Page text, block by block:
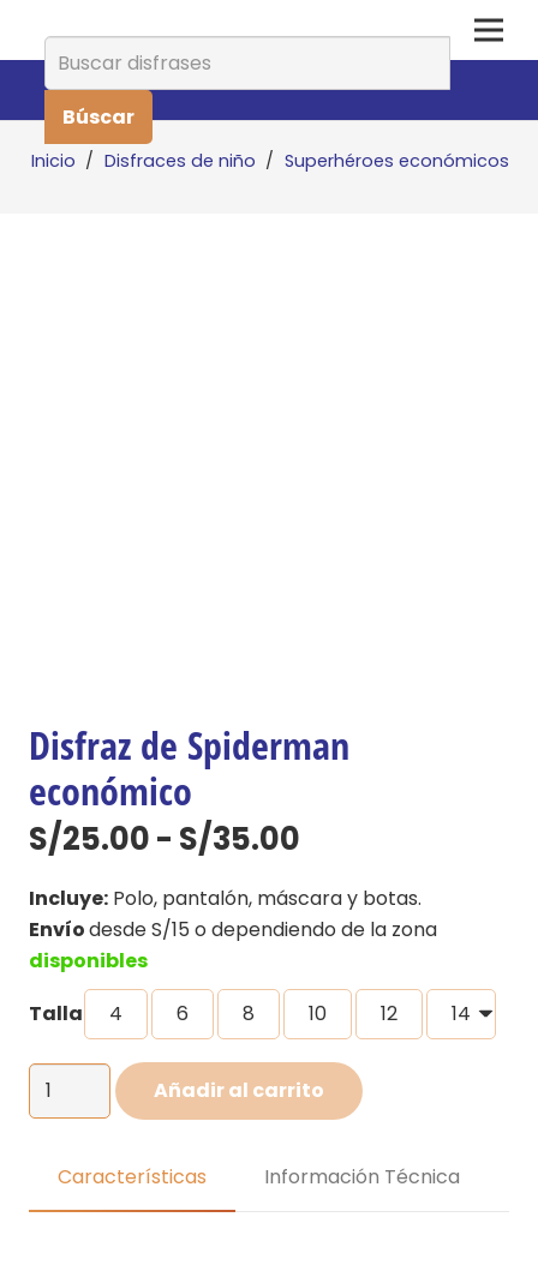
Buscar:
Inicio / Disfraces de niño / Superhéroes económicos
Disfraz de Spiderman
económico
S/25.00- S/35.00
precios:
desde
hasta
S/35.00
Incluye: Polo, pantalón, máscara y botas.
Envíodesde S/15 o dependiendo de la zona
disponibles
Talla
4 6 8 10 12 14
Disfraz
de
económico
Añadir al carrito
Características Información Técnica